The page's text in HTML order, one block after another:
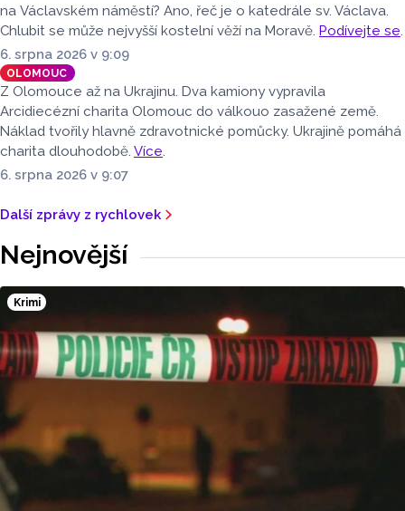
na Václavském náměstí? Ano, řeč je o katedrále sv. Václava.
Chlubit se může nejvyšší kostelní věží na Moravě. Podívejte se.
6. srpna 2026 v 9:09
OLOMOUC
Z Olomouce až na Ukrajinu. Dva kamiony vypravila
Arcidiecézní charita Olomouc do válkouo zasažené země.
Náklad tvořily hlavně zdravotnické pomůcky. Ukrajině pomáhá
charita dlouhodobě. Více.
6. srpna 2026 v 9:07
Další zprávy z rychlovek
Nejnovější
Krimi